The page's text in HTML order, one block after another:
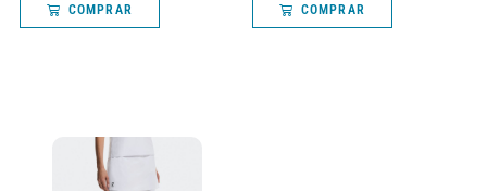
COMPRAR COMPRAR